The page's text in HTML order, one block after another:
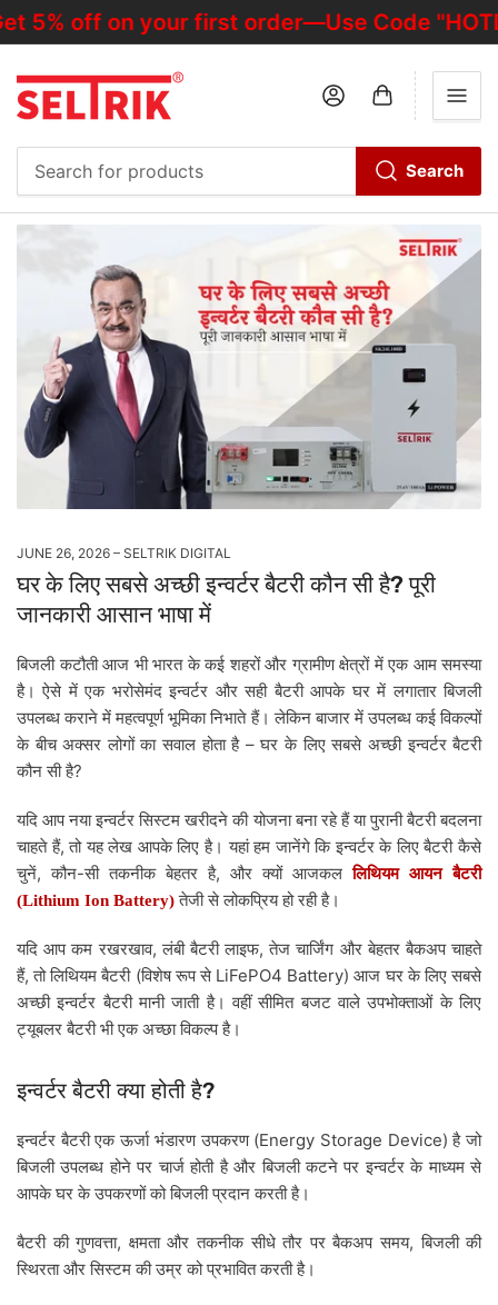
off on your first order—Use Code
for
Search
Log in Open mini cart
JUNE 26, 2026 SELTRIK DIGITAL
घर के लिए सबसे अच्छी इन्वर्टर बैटरी कौन सी है? पूरी
जानकारी आसान भाषा में
बिजली कटौती आज भी भारत के कई शहरों और ग्रामीण क्षेत्रों में एक आम समस्या
है। ऐसे में एक भरोसेमंद इन्वर्टर और सही बैटरी आपके घर में लगातार बिजली
उपलब्ध कराने में महत्वपूर्ण भूमिका निभाते हैं। लेकिन बाजार में उपलब्ध कई विकल्पों
के बीच अक्सर लोगों का सवाल होता है–घर के लिए सबसे अच्छी इन्वर्टर बैटरी
कौन सी है?
यदि आप नया इन्वर्टर सिस्टम खरीदने की योजना बना रहे हैं या पुरानी बैटरी बदलना
चाहते हैं,तो यह लेख आपके लिए है। यहां हम जानेंगे कि इन्वर्टर के लिए बैटरी कैसे
चुनें,कौन-सी तकनीक बेहतर है, और क्यों आजकल लिथियम आयन बैटरी
(Lithium Ion Battery) तेजी से लोकप्रिय हो रही है।
यदि आप कम रखरखाव,लंबी बैटरी लाइफ,तेज चार्जिंग और बेहतर बैकअप चाहते
हैं,तो लिथियम बैटरी(विशेष रूप सेLiFePO4 Battery) आज घर के लिए सबसे
अच्छी इन्वर्टर बैटरी मानी जाती है। वहीं सीमित बजट वाले उपभोक्ताओं के लिए
ट्यूबलर बैटरी भी एक अच्छा विकल्प है।
इन्वर्टर बैटरी क्या होती है?
इन्वर्टर बैटरी एक ऊर्जा भंडारण उपकरण(Energy Storage Device)है जो
बिजली उपलब्ध होने पर चार्ज होती है और बिजली कटने पर इन्वर्टर के माध्यम से
आपके घर के उपकरणों को बिजली प्रदान करती है।
बैटरी की गुणवत्ता, क्षमता और तकनीक सीधे तौर पर बैकअप समय,बिजली की
स्थिरता और सिस्टम की उम्र को प्रभावित करती है।